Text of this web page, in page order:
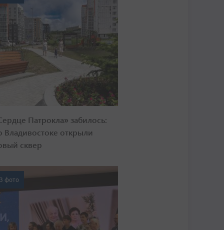
Патрокла» забилось:
Владивостоке открыли
сквер
фото